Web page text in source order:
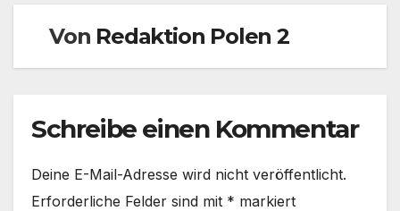
Von Redaktion Polen 2
Schreibe einen Kommentar
Deine E-Mail-Adresse wird nicht veröffentlicht.
Erforderliche Felder sind mit * markiert